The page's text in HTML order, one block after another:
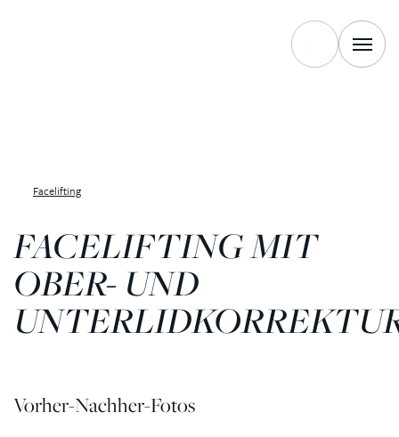
Facelifting
FACELIFTING MIT
OBER- UND
Vorher-Nachher-Fotos